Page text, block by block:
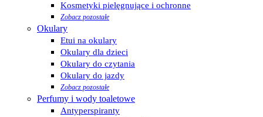
Kosmetyki pielęgnujące i ochronne
Zobacz pozostałe
Okulary
Etui na okulary
Okulary dla dzieci
Okulary do czytania
Okulary do jazdy
Zobacz pozostałe
Perfumy i wody toaletowe
Antyperspiranty